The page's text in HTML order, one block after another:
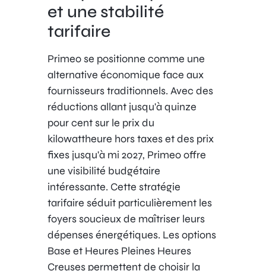
et une stabilité
tarifaire
Primeo se positionne comme une
alternative économique face aux
fournisseurs traditionnels. Avec des
réductions allant jusqu'à quinze
pour cent sur le prix du
kilowattheure hors taxes et des prix
fixes jusqu'à mi 2027, Primeo offre
une visibilité budgétaire
intéressante. Cette stratégie
tarifaire séduit particulièrement les
foyers soucieux de maîtriser leurs
dépenses énergétiques. Les options
Base et Heures Pleines Heures
Creuses permettent de choisir la